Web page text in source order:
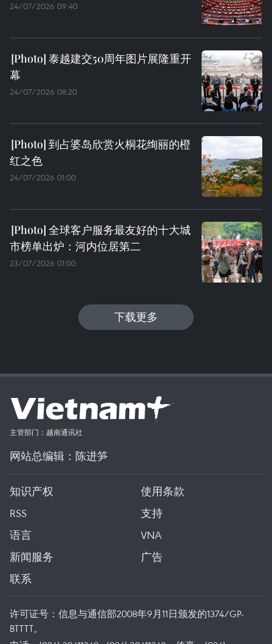
24/07/2026 09:40
泰越建交50周年图片展隆重开
幕
24/07/2026 08:20
到占婆岛欣赏火桐花绚丽的橙
红之色
24/07/2026 01:00
全球客户服务最友好的十大城
市榜单出炉：河内位居第二
23/07/2026 01:00
下载更多
主管部门：越南通讯社
网站总编辑：陈进笋
知识产权
使用条款
RSS
支持
语言
VNA
新闻服务
广告
联系
许可证号：信息与通信部2008年9月11日颁发的1374/GP-
BTTTT。